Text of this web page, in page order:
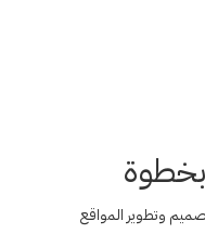
وتطوير المواقع